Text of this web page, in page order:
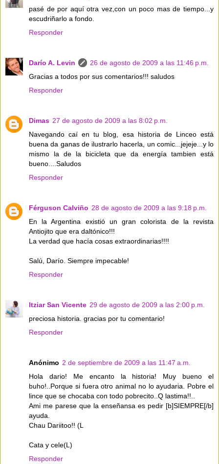
pasé de por aquí otra vez,con un poco mas de tiempo...y
escudriñarlo a fondo.
Responder
Darío A. Levin
26 de agosto de 2009 a las 11:46 p.m.
Gracias a todos por sus comentarios!!! saludos
Responder
Dimas 27 de agosto de 2009 a las 8:02 p.m.
Navegando caí en tu blog, esa historia de Linceo está
buena da ganas de ilustrarlo hacerla, un comic...jejeje...y lo
mismo la de la bicicleta que da energía tambien está
bueno....Saludos
Responder
Férguson Calviño 28 de agosto de 2009 a las 9:18 p.m.
En la Argentina existió un gran colorista de la revista
Antiojito que era daltónico!!!
La verdad que hacía cosas extraordinarias!!!!
Salú, Darío. Siempre impecable!
Responder
Itziar San Vicente 29 de agosto de 2009 a las 2:00 p.m.
preciosa historia. gracias por tu comentario!
Responder
Anónimo 2 de septiembre de 2009 a las 11:47 a.m.
Hola dario! Me encanto la historia! Muy bueno el
buho!..Porque si fuera otro animal no lo ayudaria. Pobre el
lince que se chocaba con todo pobrecito..Q lastima!!..
Ami me parese que la enseñansa es pedir [b]SIEMPRE[/b]
ayuda.
Chau Dariitoo!! (L
Cata y cele(L)
Responder